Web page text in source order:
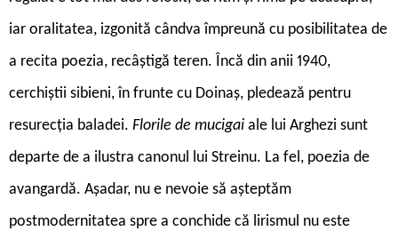
iar oralitatea, izgonită cândva împreună cu posibilitatea de
a recita poezia, recâștigă teren. Încă din anii 1940,
cerchiștii sibieni, în frunte cu Doinaș, pledează pentru
resurecția baladei. Florile de mucigai ale lui Arghezi sunt
departe de a ilustra canonul lui Streinu. La fel, poezia de
avangardă. Așadar, nu e nevoie să așteptăm
postmodernitatea spre a conchide că lirismul nu este